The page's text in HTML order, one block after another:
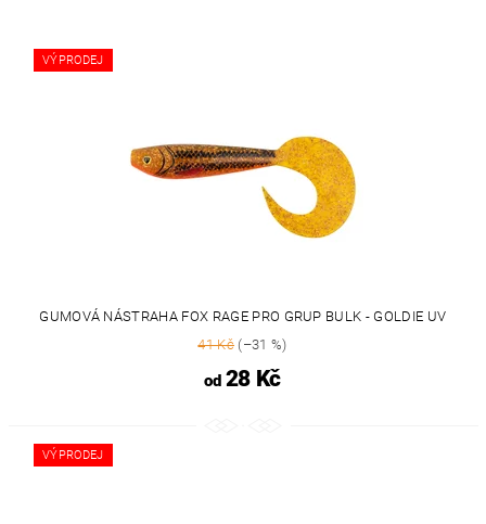
VÝPRODEJ
GUMOVÁ NÁSTRAHA FOX RAGE PRO GRUP BULK - GOLDIE UV
41 Kč (–31 %)
od28 Kč
VÝPRODEJ